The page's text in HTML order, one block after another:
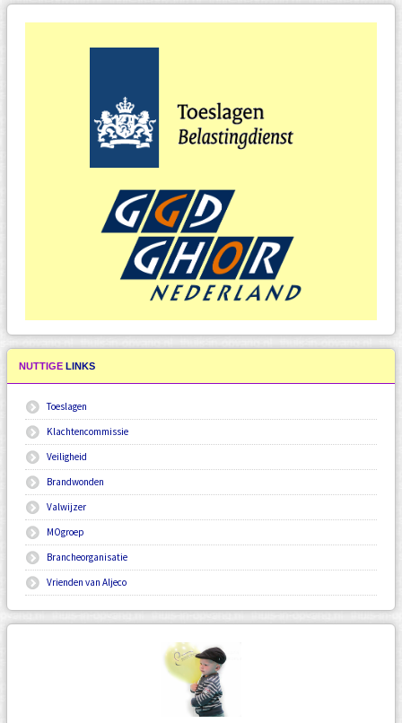
NUTTIGE LINKS
Toeslagen
Klachtencommissie
Veiligheid
Brandwonden
Valwijzer
MOgroep
Brancheorganisatie
Vrienden van Aljeco